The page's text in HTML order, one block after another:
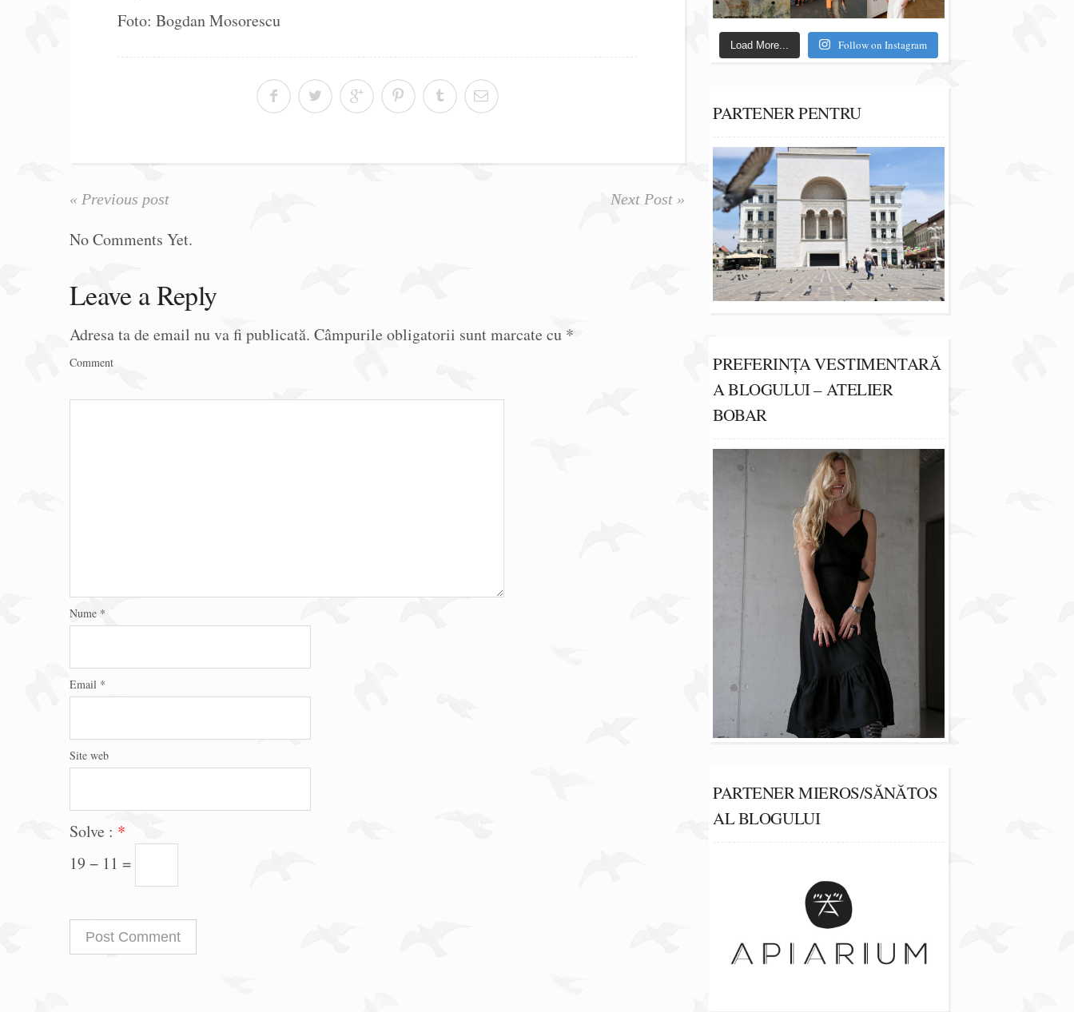
Foto: Bogdan Mosorescu
« Previous post Next Post »
No Comments Yet.
Leave a Reply
Adresa ta de email nu va fi publicată. Câmpurile obligatorii sunt marcate cu *
Comment
Nume *
Email *
Site web
Solve : *
19 − 11 =
Load More... Follow on Instagram
PARTENER PENTRU
PREFERINȚA VESTIMENTARĂ
A BLOGULUI – ATELIER
BOBAR
PARTENER MIEROS/SĂNĂTOS
AL BLOGULUI